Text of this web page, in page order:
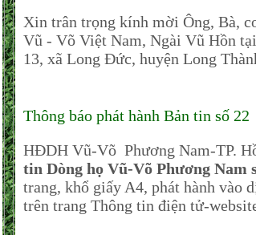
Xin trân trọng kính mời Ông, Bà,
Vũ - Võ Việt Nam, Ngài Vũ Hồn
13, xã Long Đức, huyện Long
Thông báo phát hành Bản tin số 22
HĐDH Vũ-Võ Phương Nam-TP.
tin Dòng họ Vũ-Võ Phương Nam
trang, khổ giấy A4, phát hành vào
trên trang Thông tin điện tử-